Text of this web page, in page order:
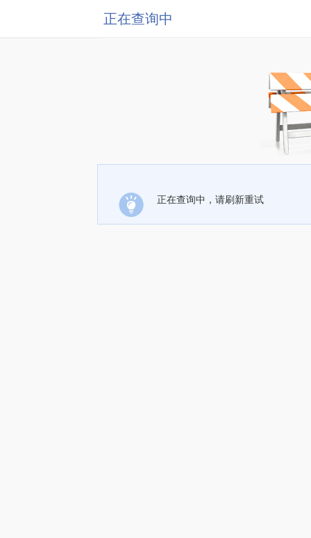
正在查询中
正在查询中，请刷新重试